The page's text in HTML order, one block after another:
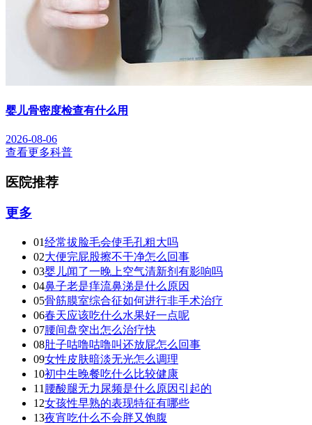
婴儿骨密度检查有什么用
2026-08-06
查看更多科普
医院推荐
更多
01经常拔脸毛会使毛孔粗大吗
02大便完屁股擦不干净怎么回事
03婴儿闻了一晚上空气清新剂有影响吗
04鼻子老是痒流鼻涕是什么原因
05骨筋膜室综合征如何进行非手术治疗
06春天应该吃什么水果好一点呢
07腰间盘突出怎么治疗快
08肚子咕噜咕噜叫还放屁怎么回事
09女性皮肤暗淡无光怎么调理
10初中生晚餐吃什么比较健康
11 腰酸腿无力尿频是什么原因引起的
12女孩性早熟的表现特征有哪些
13夜宵吃什么不会胖又饱腹